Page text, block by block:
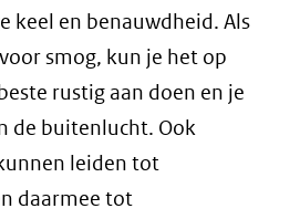
keel en benauwdheid. Als
smog, kun je het op
rustig aan doen en je
de buitenlucht. Ook
leiden tot
daarmee tot